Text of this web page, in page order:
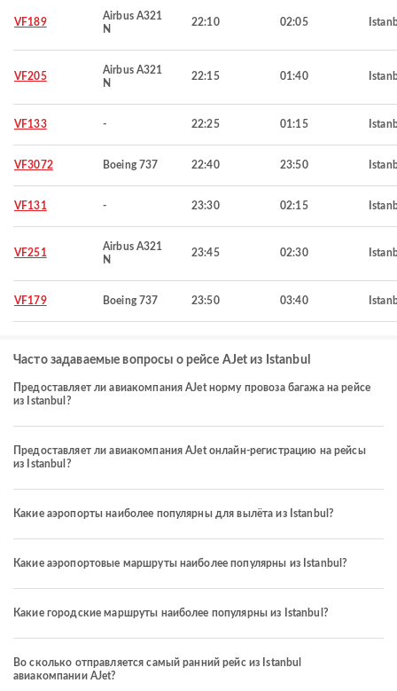
VF189
Airbus A321
N
22:10 02:05
VF205
Airbus A321
N
22:15 01:40
VF133 - 22:25 01:15
VF3072 Boeing 737 22:40 23:50
VF131 - 23:30 02:15
VF251
Airbus A321
N
23:45 02:30
VF179 Boeing 737 23:50 03:40
Часто задаваемые вопросы о рейсе AJet из Istanbul
Предоставляет ли авиакомпания AJet норму провоза багажа на рейсе
из Istanbul?
Предоставляет ли авиакомпания AJet онлайн-регистрацию на рейсы
из Istanbul?
Какие аэропорты наиболее популярны для вылёта из Istanbul?
Какие аэропортовые маршруты наиболее популярны из Istanbul?
Какие городские маршруты наиболее популярны из Istanbul?
Во сколько отправляется самый ранний рейс из Istanbul
авиакомпании AJet?